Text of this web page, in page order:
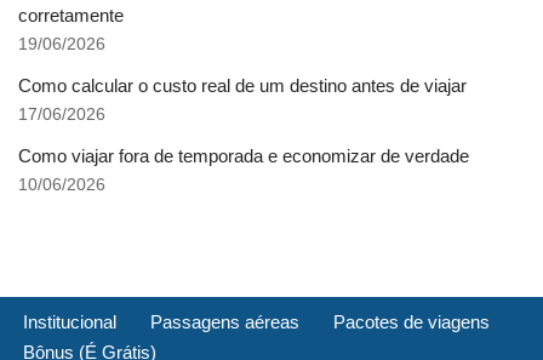
corretamente
19/06/2026
Como calcular o custo real de um destino antes de viajar
17/06/2026
Como viajar fora de temporada e economizar de verdade
10/06/2026
Institucional Passagens aéreas
Pacotes de viagens
Bônus (É Grátis)